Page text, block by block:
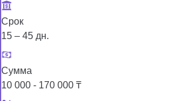
Срок
15 – 45 дн.
Сумма
10 000 - 170 000 ₸